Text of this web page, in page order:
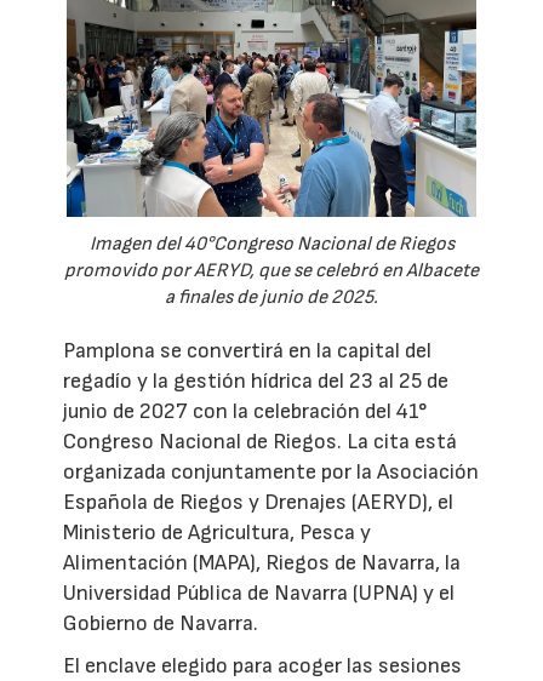
Imagen del 40°Congreso Nacional de Riegos
promovido por AERYD, que se celebró en Albacete
a finales de junio de 2025.
Pamplona se convertirá en la capital del
regadío y la gestión hídrica del 23 al 25 de
junio de 2027 con la celebración del 41°
Congreso Nacional de Riegos. La cita está
organizada conjuntamente por la Asociación
Española de Riegos y Drenajes (AERYD), el
Ministerio de Agricultura, Pesca y
Alimentación (MAPA), Riegos de Navarra, la
Universidad Pública de Navarra (UPNA) y el
Gobierno de Navarra.
El enclave elegido para acoger las sesiones